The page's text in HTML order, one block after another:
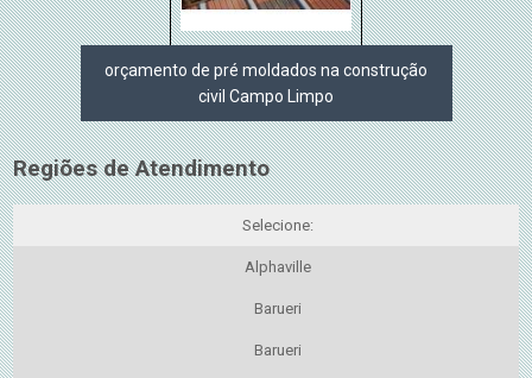
orçamento de pré moldados na construção
civil Campo Limpo
Regiões de Atendimento
Selecione:
Alphaville
Barueri
Barueri